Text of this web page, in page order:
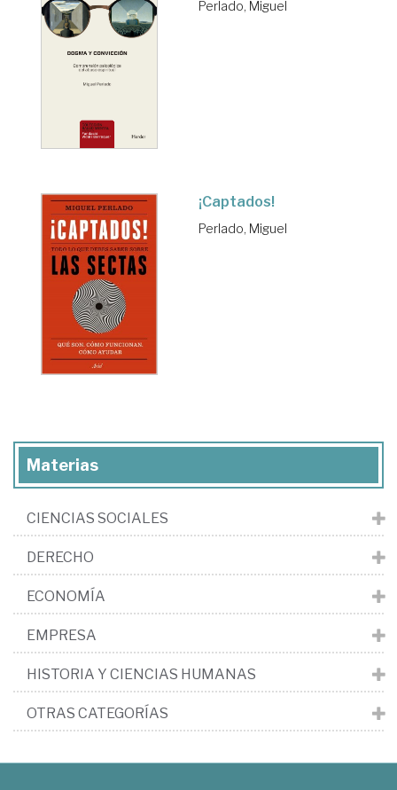
Perlado, Miguel
¡Captados!
Perlado, Miguel
Materias
CIENCIAS SOCIALES
DERECHO
ECONOMÍA
EMPRESA
HISTORIA Y CIENCIAS HUMANAS
OTRAS CATEGORÍAS